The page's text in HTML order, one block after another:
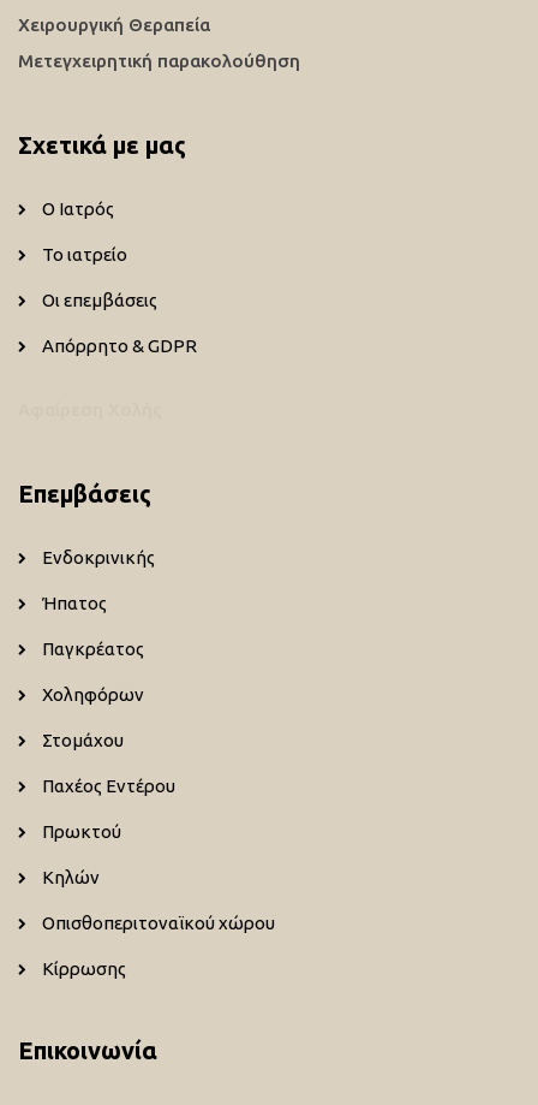
Χειρουργική Θεραπεία
Μετεγχειρητική παρακολούθηση
Σχετικά με μας
Ο Ιατρός
Το ιατρείο
Οι επεμβάσεις
Απόρρητο & GDPR
Επεμβάσεις
Ενδοκρινικής
Ήπατος
Παγκρέατος
Χοληφόρων
Στομάχου
Παχέος Εντέρου
Πρωκτού
Κηλών
Οπισθοπεριτοναϊκού χώρου
Κίρρωσης
Επικοινωνία